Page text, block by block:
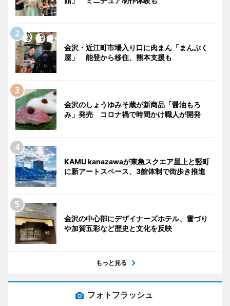
金沢・近江町市場入り口に肉まん「まんぷく
屋」 能登から移住、熊本支援も
金沢のしょうゆみそ蔵が新商品「醤油もろ
み」発売 コロナ禍で時間かけ職人が開発
KAMU kanazawaが東急スクエア屋上と竪町
に新アートスペース、3館体制で街歩き推進
金沢の中心部にデザイナーズホテル、雪づり
や加賀五彩など歴史と文化を反映
もっと見る
フォトフラッシュ